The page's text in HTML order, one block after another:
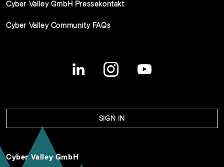
Cyber Valley GmbH Pressekontakt
Cyber Valley Community FAQs
SIGN IN
Cyber Valley GmbH